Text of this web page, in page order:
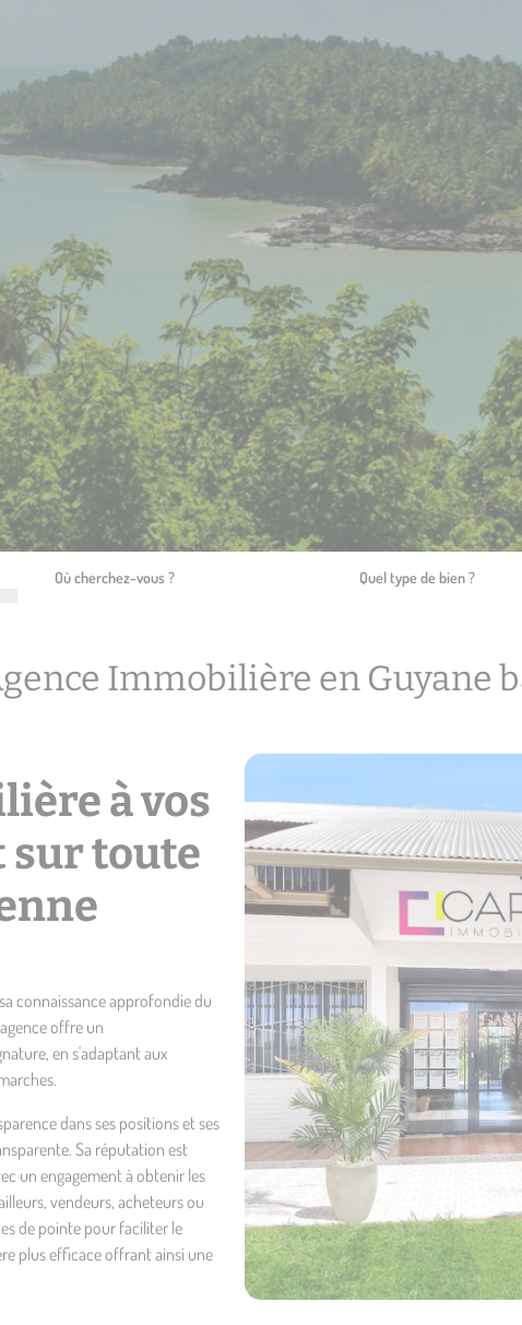
Où cherchez-vous ? Quel type de bien ?
Immobilière en Guyane
à vos
sur toute
connaissance approfondie du
offre un
en s'adaptant aux
dans ses positions et ses
Sa réputation est
un engagement à obtenir les
vendeurs, acheteurs ou
de pointe pour faciliter le
plus efficace offrant ainsi une